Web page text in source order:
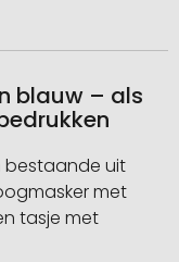
blauw – als
bestaande uit
met
tasje met